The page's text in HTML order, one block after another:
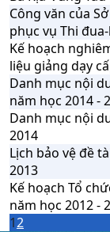
Công văn của
phục vụ Thi
Kế hoạch
liệu giảng dạy
Danh mục nội
năm học 2014 -
Danh mục nội
2014
Lịch bảo vệ đề
2013
Kế hoạch Tổ
năm học 2012 -
12